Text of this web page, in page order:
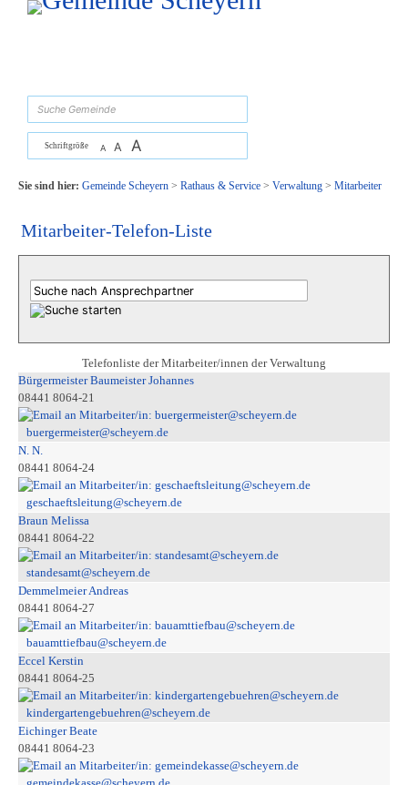
Zum Inhalt, zur Navigationoder zur Startseite springen.
Schriftgröße A A A
Sie sind hier: Gemeinde Scheyern> Rathaus & Service> Verwaltung> Mitarbeiter
Mitarbeiter-Telefon-Liste
Telefonliste der Mitarbeiter/innen der Verwaltung
Bürgermeister Baumeister Johannes
08441 8064-21
buergermeister@scheyern.de
N. N.
08441 8064-24
geschaeftsleitung@scheyern.de
Braun Melissa
08441 8064-22
standesamt@scheyern.de
Demmelmeier Andreas
08441 8064-27
bauamttiefbau@scheyern.de
Eccel Kerstin
08441 8064-25
kindergartengebuehren@scheyern.de
Eichinger Beate
08441 8064-23